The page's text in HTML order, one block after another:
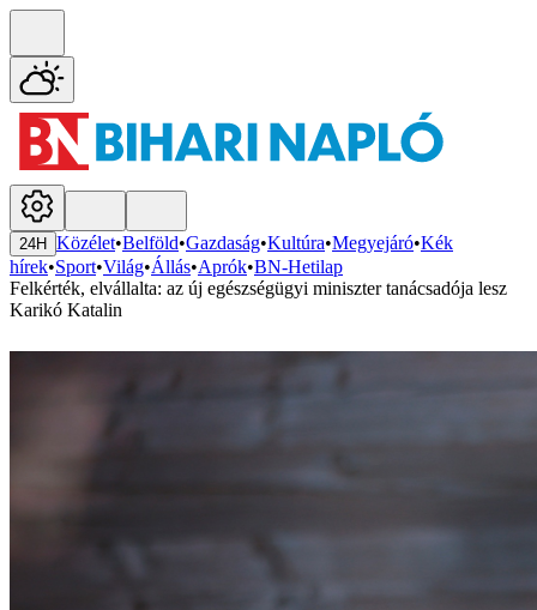
24H Közélet•Belföld•Gazdaság•Kultúra•Megyejáró•Kék
hírek•Sport•Világ•Állás•Aprók•BN-Hetilap
Felkérték, elvállalta: az új egészségügyi miniszter tanácsadója lesz
Karikó Katalin